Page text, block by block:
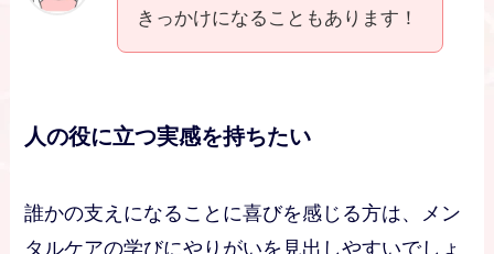
きっかけになることもあります！
人の役に立つ実感を持ちたい
誰かの支えになることに喜びを感じる方は、メン
タルケアの学びにやりがいを見出しやすいでしょ